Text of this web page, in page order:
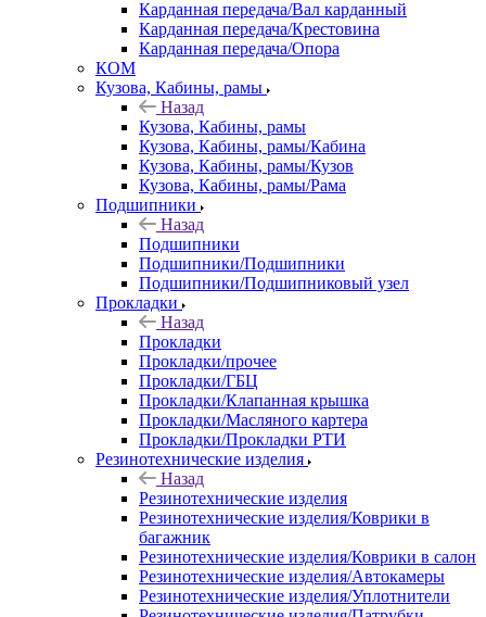
Карданная передача/Вал карданный
Карданная передача/Крестовина
Карданная передача/Опора
КОМ
Кузова, Кабины, рамы
Назад
Кузова, Кабины, рамы
Кузова, Кабины, рамы/Кабина
Кузова, Кабины, рамы/Кузов
Кузова, Кабины, рамы/Рама
Подшипники
Назад
Подшипники
Подшипники/Подшипники
Подшипники/Подшипниковый узел
Прокладки
Назад
Прокладки
Прокладки/прочее
Прокладки/ГБЦ
Прокладки/Клапанная крышка
Прокладки/Масляного картера
Прокладки/Прокладки РТИ
Резинотехнические изделия
Назад
Резинотехнические изделия
Резинотехнические изделия/Коврики в
багажник
Резинотехнические изделия/Коврики в салон
Резинотехнические изделия/Автокамеры
Резинотехнические изделия/Уплотнители